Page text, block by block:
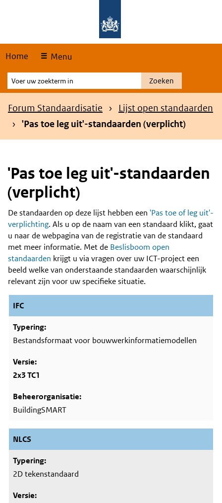
Home Menu
Voer
uw
zoekterm
Zoeken
Kruimelpad
Forum Standaardisatie
Lijst open standaarden
'Pas toe leg uit'-standaarden (verplicht)
'Pas toe leg uit'-standaarden
(verplicht)
Content
De standaarden op deze lijst hebben een 'Pas toe of leg uit'-
verplichting. Als u op de naam van een standaard klikt, gaat
u naar de webpagina van de registratie van de standaard
met meer informatie. Met de Beslisboom open
standaarden krijgt u via vragen over uw ICT-project een
beeld welke van onderstaande standaarden waarschijnlijk
relevant zijn voor uw specifieke situatie.
IFC
Bestandsformaat voor bouwwerkinformatiemodellen
2x3 TC1
BuildingSMART
NLCS
2D tekenstandaard